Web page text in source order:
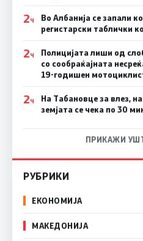
2Ч
Во Албанија се запали
регистарски таблички
2Ч
Полицијата лиши од
со сообраќајната
19-годишен
2Ч
На Табановце за влез,
земјата се чека по 30
ПРИКАЖИ
РУБРИКИ
ЕКОНОМИЈА
МАКЕДОНИЈА